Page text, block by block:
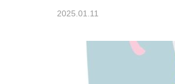
放課後等デイサー
2025.01.11